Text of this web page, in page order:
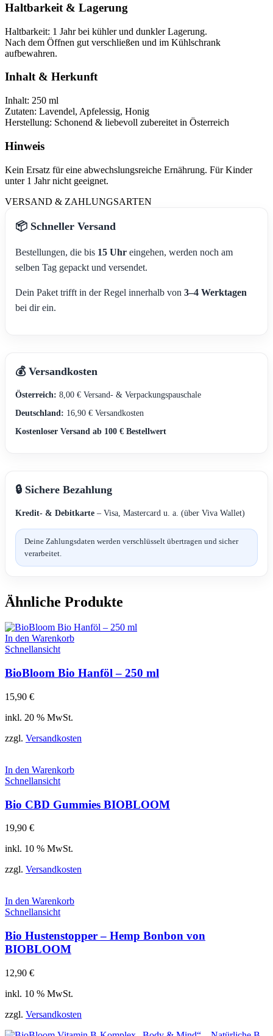
Haltbarkeit & Lagerung
Haltbarkeit: 1 Jahr bei kühler und dunkler Lagerung.
Nach dem Öffnen gut verschließen und im Kühlschrank
aufbewahren.
Inhalt & Herkunft
Inhalt: 250 ml
Zutaten: Lavendel, Apfelessig, Honig
Herstellung: Schonend & liebevoll zubereitet in Österreich
Hinweis
Kein Ersatz für eine abwechslungsreiche Ernährung. Für Kinder
unter 1 Jahr nicht geeignet.
VERSAND & ZAHLUNGSARTEN
📦 Schneller Versand
Bestellungen, die bis 15 Uhr eingehen, werden noch am
selben Tag gepackt und versendet.
Dein Paket trifft in der Regel innerhalb von 3–4 Werktagen
bei dir ein.
💰 Versandkosten
Österreich: 8,00 € Versand- & Verpackungspauschale
Deutschland: 16,90 € Versandkosten
Kostenloser Versand ab 100 € Bestellwert
🔒 Sichere Bezahlung
Kredit- & Debitkarte – Visa, Mastercard u. a. (über Viva Wallet)
Deine Zahlungsdaten werden verschlüsselt übertragen und sicher
verarbeitet.
Ähnliche Produkte
In den Warenkorb
Schnellansicht
BioBloom Bio Hanföl – 250 ml
15,90 €
inkl. 20 % MwSt.
zzgl. Versandkosten
In den Warenkorb
Schnellansicht
Bio CBD Gummies BIOBLOOM
19,90 €
inkl. 10 % MwSt.
zzgl. Versandkosten
In den Warenkorb
Schnellansicht
Bio Hustenstopper – Hemp Bonbon von
BIOBLOOM
12,90 €
inkl. 10 % MwSt.
zzgl. Versandkosten